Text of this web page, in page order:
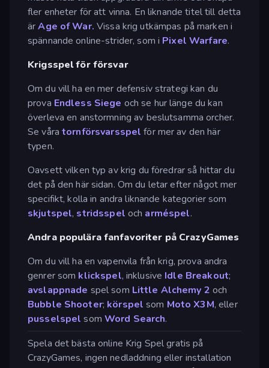
fler enheter för att vinna. En liknande titel till detta
ärAge of War. Vissa krig utkämpas på marken i
spännande online-strider, som i Pixel Warfare.
Krigsspel för försvar
Om du vill ha en mer defensiv strategi kan du
prova Endless Siege och se hur länge du kan
överleva en anstormning av beslutsamma orcher.
Se våratornförsvarsspel för mer av den här
typen.
Oavsett vilken typ av krig du föredrar så hittar du
det på den här sidan. Om du letar efter något mer
specifikt, kolla in andra liknande kategorier som
skjutspel, stridsspel och arméspel.
Andra populära fanfavoriter på CrazyGames
Om du vill ha en vapenvila från krig, prova andra
genrer som klickspel, inklusive Idle Breakout;
avslappnade spel som Little Alchemy 2 och
Bubble Shooter; körspel som Moto X3M, eller
pusselspel som Word Search.
Spela det bästa online Krig Spel gratis på
CrazyGames, ingen nedladdning eller installation